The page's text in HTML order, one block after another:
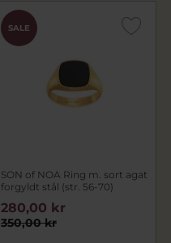
SALE
SON of NOA Ring m. sort agat
forgyldt stål (str. 56-70)
350,00 kr
280,00 kr